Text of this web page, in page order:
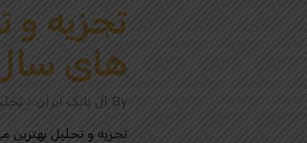
تجزیه و
های سال
By ال بانک ایران